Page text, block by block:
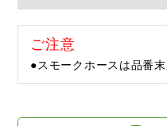
ご注意
●スモークホースは品番